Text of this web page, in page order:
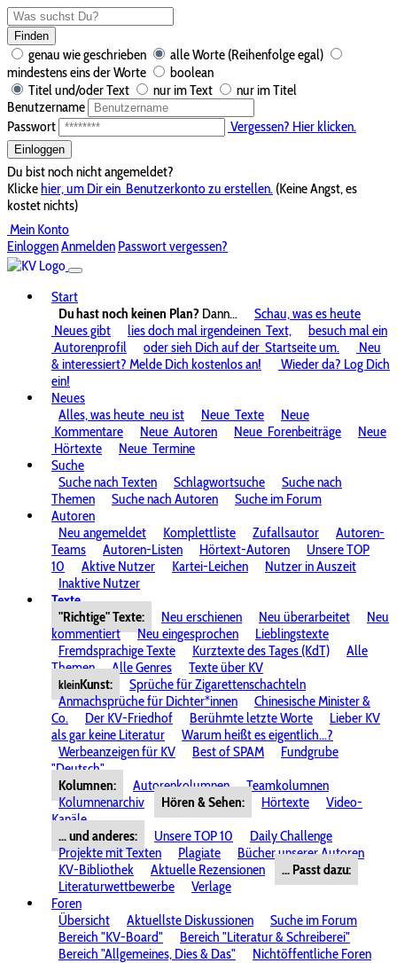
Finden
genau wie geschrieben
alle Worte (Reihenfolge egal)
mindestens eins der Worte
boolean
Titel und/oder Text
nur im Text
nur im Titel
Benutzername
Passwort
Vergessen? Hier klicken.
Einloggen
Du bist noch nicht angemeldet?
Klickehier, um Dir ein Benutzerkonto zu erstellen. (Keine Angst, es
kostet nichts)
Mein Konto
EinloggenAnmelden Passwort vergessen?
Start
Du hast noch keinen Plan? Dann...
Schau, was es heute
Neues gibt
lies doch mal irgendeinen Text,
besuch mal ein
Autorenprofil
oder sieh Dich auf der Startseite um.
Neu
& interessiert? Melde Dich kostenlos an!
Wieder da? Log Dich
ein!
Neues
Alles, was heute neu ist Neue Texte
Neue
Kommentare
Neue Autoren Neue Forenbeiträge
Neue
Hörtexte
Neue Termine
Suche
Suche nach Texten
Schlagwortsuche
Suche nach
Themen
Suche nach Autoren
Suche im Forum
Autoren
Neu angemeldet
Komplettliste Zufallsautor
Autoren-
Teams
Autoren-Listen Hörtext-Autoren
Unsere TOP
10
Aktive Nutzer Kartei-Leichen
Nutzer in Auszeit
Inaktive Nutzer
Texte
"Richtige" Texte:
Neu erschienen Neu überarbeitet
Neu
kommentiert
Neu eingesprochen
Lieblingstexte
Fremdsprachige Texte
Kurztexte des Tages (KdT)
Alle
Themen
Alle Genres Texte über KV
kleinKunst:
Sprüche für Zigarettenschachteln
Anmachsprüche für Dichter*innen
Chinesische Minister &
Co.
Der KV-Friedhof Berühmte letzte Worte
Lieber KV
als gar keine Literatur
Warum heißt es eigentlich...?
Werbeanzeigen für KV
Best of SPAM
Fundgrube
"Deutsch"
Kolumnen:
Autorenkolumnen
Teamkolumnen
Kolumnenarchiv
Hören & Sehen: Hörtexte
Video-
Kanäle
... und anderes:
Unsere TOP 10
Daily Challenge
Projekte mit Texten
Plagiate
Bücher unserer Autoren
KV-Bibliothek
Aktuelle Rezensionen
... Passt dazu:
Literaturwettbewerbe
Verlage
Foren
Übersicht
Aktuellste Diskussionen
Suche im Forum
Bereich "KV-Board"
Bereich "Literatur & Schreiberei"
Bereich "Allgemeines, Dies & Das"
Nichtöffentliche Foren